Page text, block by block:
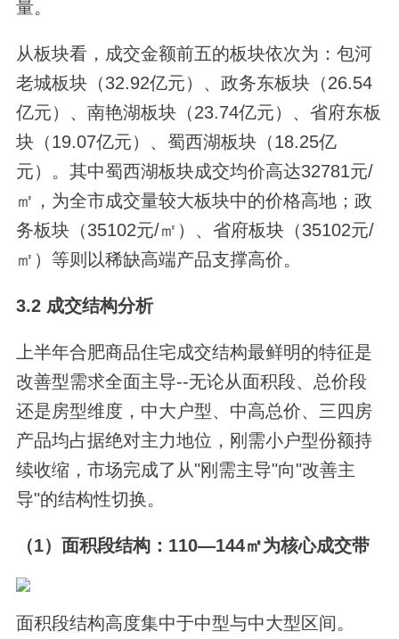
量。
从板块看，成交金额前五的板块依次为：包河
老城板块（32.92亿元）、政务东板块（26.54
亿元）、南艳湖板块（23.74亿元）、省府东板
块（19.07亿元）、蜀西湖板块（18.25亿
元）。其中蜀西湖板块成交均价高达32781元/
㎡，为全市成交量较大板块中的价格高地；政
务板块（35102元/㎡）、省府板块（35102元/
㎡）等则以稀缺高端产品支撑高价。
3.2 成交结构分析
上半年合肥商品住宅成交结构最鲜明的特征是
改善型需求全面主导--无论从面积段、总价段
还是房型维度，中大户型、中高总价、三四房
产品均占据绝对主力地位，刚需小户型份额持
续收缩，市场完成了从"刚需主导"向"改善主
导"的结构性切换。
（1）面积段结构：110—144㎡为核心成交带
面积段结构高度集中于中型与中大型区间。